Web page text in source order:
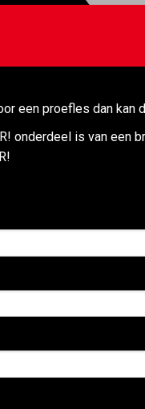
een proefles dan kan
onderdeel is van een